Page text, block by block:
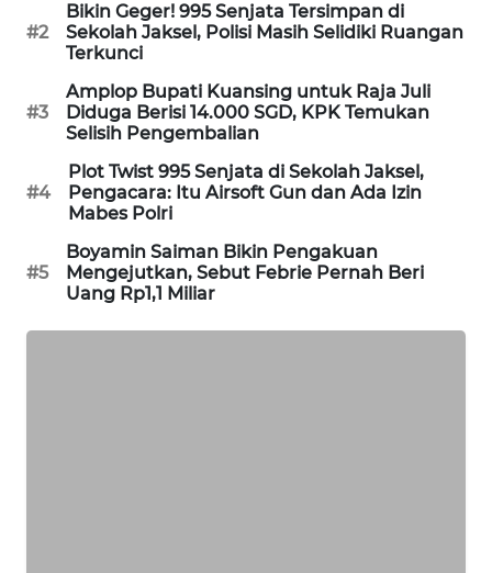
#2
Bikin Geger! 995 Senjata Tersimpan di
Sekolah Jaksel, Polisi Masih Selidiki Ruangan
Terkunci
#3
Amplop Bupati Kuansing untuk Raja Juli
Diduga Berisi 14.000 SGD, KPK Temukan
Selisih Pengembalian
#4
Plot Twist 995 Senjata di Sekolah Jaksel,
Pengacara: Itu Airsoft Gun dan Ada Izin
Mabes Polri
#5
Boyamin Saiman Bikin Pengakuan
Mengejutkan, Sebut Febrie Pernah Beri
Uang Rp1,1 Miliar
SIDIKALANG
NEWS
SIBARAGAS
NEWS
METRO
SIANTAR
METRO